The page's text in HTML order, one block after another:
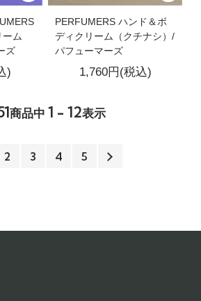
ーム
ズ
)
PERFUMERS ハンド＆ボ
ディクリーム（クチナシ）/
パフューマーズ
1,760円(税込)
商品中 1 - 12表示
2 3 4 5